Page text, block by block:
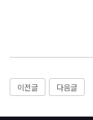
이전글 다음글
전산세무회계 자격취득